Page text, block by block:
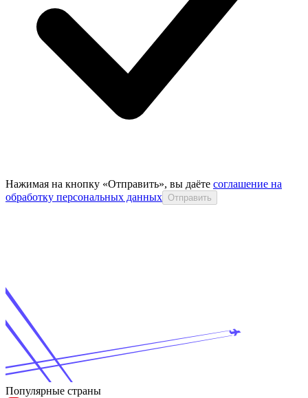
Нажимая на кнопку «Отправить», вы даёте соглашение на
обработку персональных данных Отправить
Популярные страны